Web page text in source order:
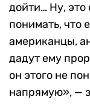
дойти… Ну,
понимать, что
американцы,
дадут ему
он этого не
напрямую», —